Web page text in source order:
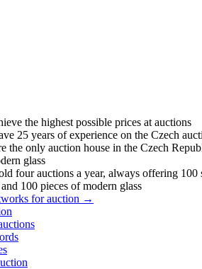
the highest possible prices at auctions
25 years of experience on the Czech
the only auction house in the Czech
glass
four auctions a year, always offering 100
100 pieces of modern glass
for auction →